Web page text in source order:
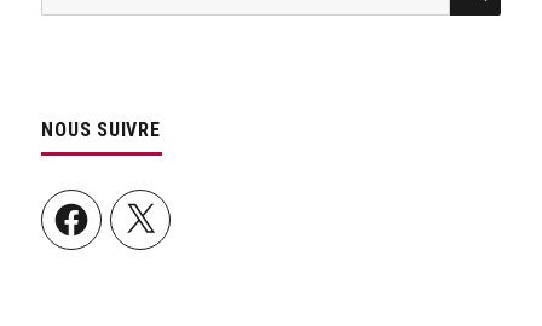
pour :
NOUS SUIVRE
Facebook
X